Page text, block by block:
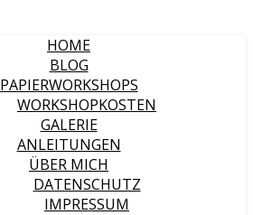
HOME
BLOG
PAPIERWORKSHOPS
WORKSHOPKOSTEN
GALERIE
ANLEITUNGEN
ÜBER MICH
DATENSCHUTZ
IMPRESSUM